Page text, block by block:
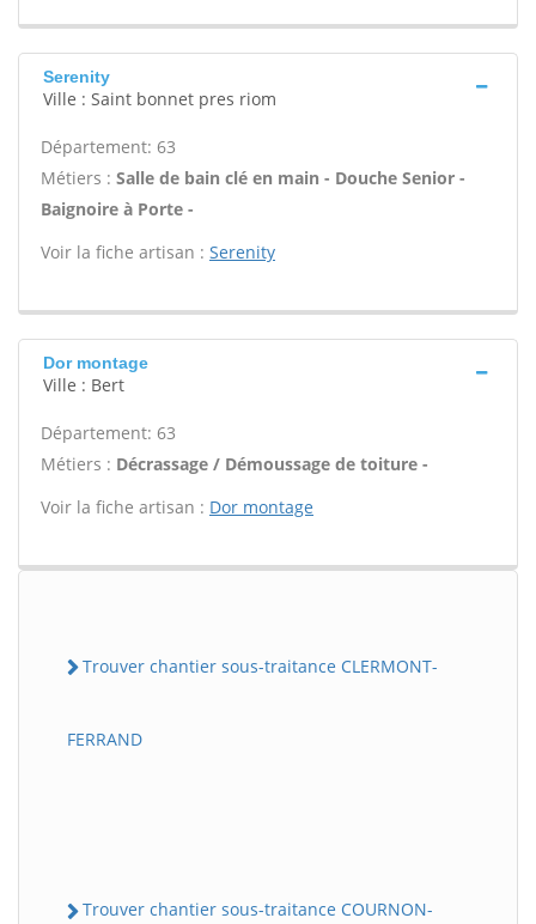
Serenity
Ville : Saint bonnet pres riom
Département: 63
Métiers : Salle de bain clé en main - Douche Senior -
Baignoire à Porte -
Voir la fiche artisan : Serenity
Dor montage
Ville : Bert
Département: 63
Métiers : Décrassage / Démoussage de toiture -
Voir la fiche artisan : Dor montage
Trouver chantier sous-traitance CLERMONT-
FERRAND
Trouver chantier sous-traitance COURNON-